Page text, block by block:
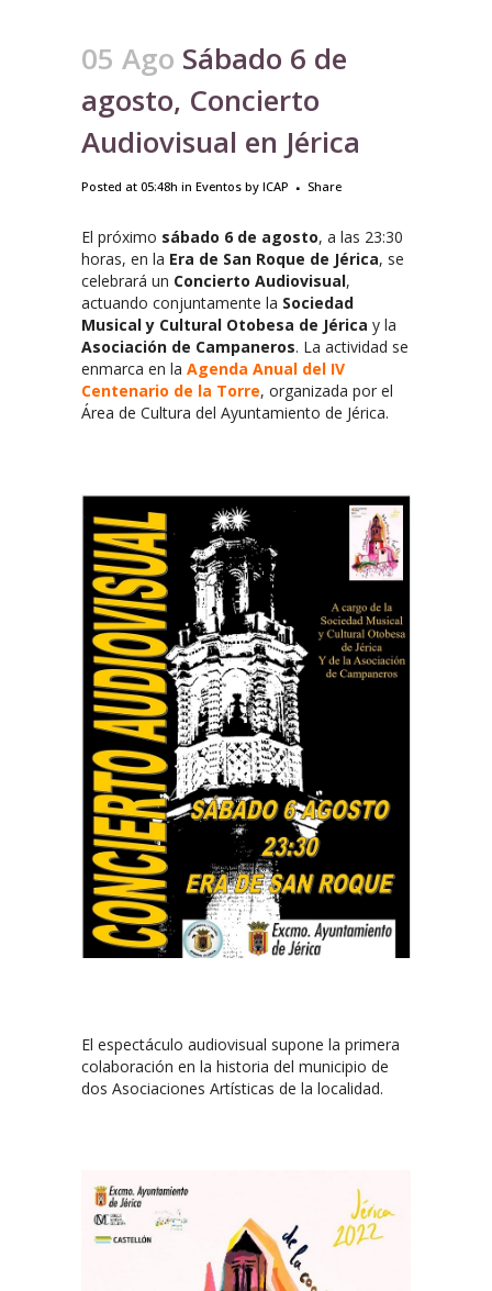
05 Ago Sábado 6 de
agosto, Concierto
Audiovisual en Jérica
Posted at 05:48h in Eventos by ICAP Share
El próximo sábado 6 de agosto, a las 23:30
horas, en la Era de San Roque de Jérica, se
celebrará un Concierto Audiovisual,
actuando conjuntamente la Sociedad
Musical y Cultural Otobesa de Jérica y la
Asociación de Campaneros. La actividad se
enmarca en la Agenda Anual del IV
Centenario de la Torre, organizada por el
Área de Cultura del Ayuntamiento de Jérica.
El espectáculo audiovisual supone la primera
colaboración en la historia del municipio de
dos Asociaciones Artísticas de la localidad.